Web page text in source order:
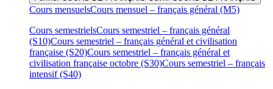
Cours mensuelsCours mensuel – français général (M5)
Cours semestrielsCours semestriel – français général
(S10)Cours semestriel – français général et civilisation
française (S20)Cours semestriel – français général et
civilisation française octobre (S30)Cours semestriel – français
intensif (S40)